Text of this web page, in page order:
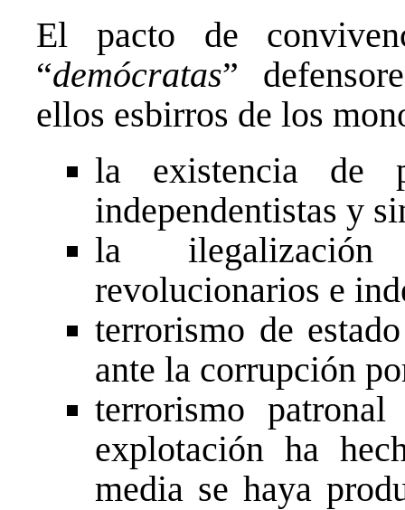
El pacto de
“demócratas”
ellos esbirros de los
la existencia de
independentistas y
la
revolucionarios e
terrorismo de
ante la corrupción
terrorismo
explotación ha
media se haya